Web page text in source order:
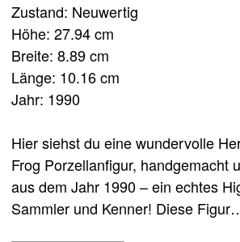
Zustand: Neuwertig
Höhe: 27.94 cm
Breite: 8.89 cm
Länge: 10.16 cm
Jahr: 1990
Hier siehst du eine wundervolle
Frog Porzellanfigur, handgemacht
aus dem Jahr 1990 – ein echtes
Sammler und Kenner! Diese